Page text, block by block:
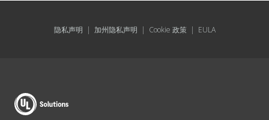
隐私声明 | 加州隐私声明 | Cookie 政策| EULA